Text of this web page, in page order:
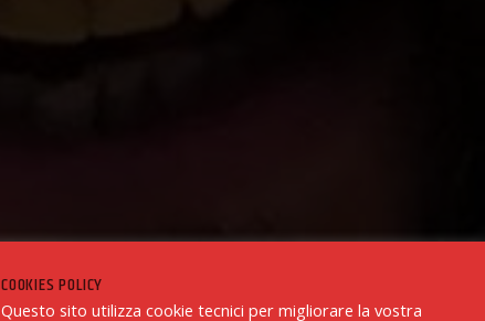
COOKIES POLICY
Questo sito utilizza cookie tecnici per migliorare la vostra